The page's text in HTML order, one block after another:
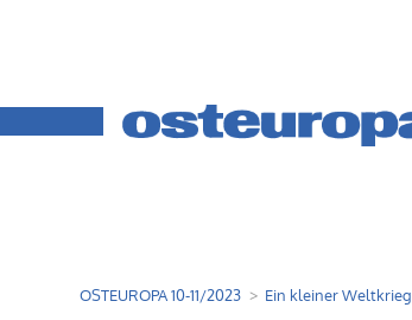
OSTEUROPA 10-11/2023 Ein kleiner Weltkrieg